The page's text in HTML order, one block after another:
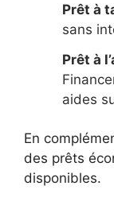
Prêt à
sans
Prêt à
aides
En
des prêts
disponibles.